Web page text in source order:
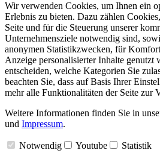
Wir verwenden Cookies, um Ihnen ein
Erlebnis zu bieten. Dazu zählen
Seite und für die Steuerung unserer
Unternehmensziele notwendig sind,
anonymen Statistikzwecken, für
Anzeige personalisierter Inhalte genutzt
entscheiden, welche Kategorien Sie
beachten Sie, dass auf Basis Ihrer
mehr alle Funktionalitäten der Seite zur
Weitere Informationen finden Sie in
und Impressum.
Notwendig Youtube Statistik